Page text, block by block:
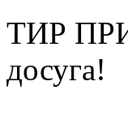
ТИР
досуга!